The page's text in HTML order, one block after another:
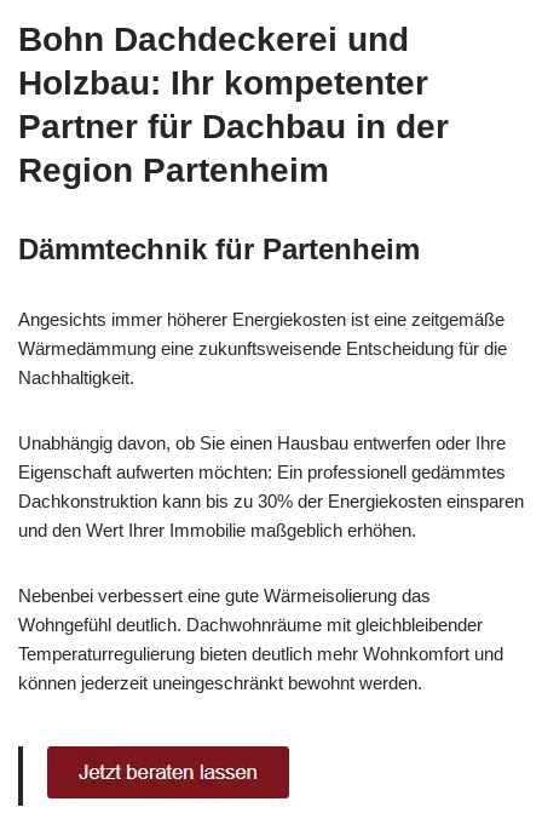
Bohn Dachdeckerei und
Holzbau: Ihr kompetenter
Partner für Dachbau in der
Region Partenheim
Dämmtechnik für Partenheim
Angesichts immer höherer Energiekosten ist eine zeitgemäße
Wärmedämmung eine zukunftsweisende Entscheidung für die
Nachhaltigkeit.
Unabhängig davon, ob Sie einen Hausbau entwerfen oder Ihre
Eigenschaft aufwerten möchten: Ein professionell gedämmtes
Dachkonstruktion kann bis zu 30% der Energiekosten einsparen
und den Wert Ihrer Immobilie maßgeblich erhöhen.
Nebenbei verbessert eine gute Wärmeisolierung das
Wohngefühl deutlich. Dachwohnräume mit gleichbleibender
Temperaturregulierung bieten deutlich mehr Wohnkomfort und
können jederzeit uneingeschränkt bewohnt werden.